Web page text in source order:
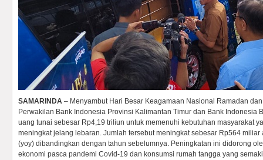
SAMARINDA – Menyambut Hari Besar Keagamaan Nasional Ramadan
Perwakilan Bank Indonesia Provinsi Kalimantan Timur dan Bank Indonesia
uang tunai sebesar Rp4,19 triliun untuk memenuhi kebutuhan masyarakat
meningkat jelang lebaran. Jumlah tersebut meningkat sebesar Rp564
(yoy) dibandingkan dengan tahun sebelumnya. Peningkatan ini didorong
ekonomi pasca pandemi Covid-19 dan konsumsi rumah tangga yang